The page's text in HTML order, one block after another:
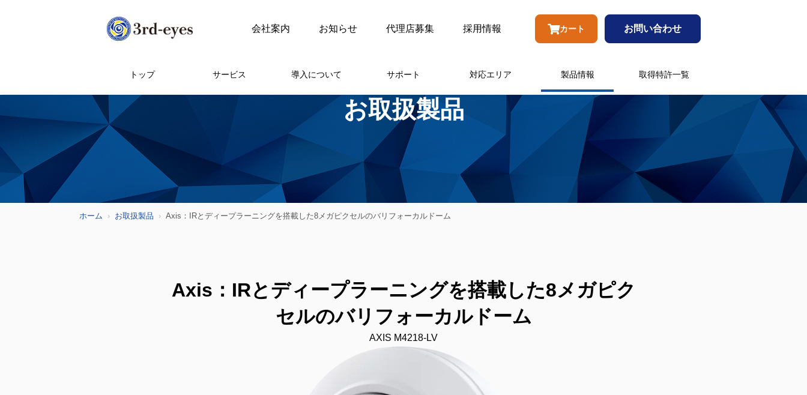
会社案内 お知らせ 代理店募集 採用情報 カート お問い合わせ
トップ サービス 導入について サポート 対応エリア 製品情報 取得特許一覧
お取扱製品
ホーム お取扱製品 Axis：IRとディープラーニングを搭載した8メガピクセルのバリフォーカルドーム
Axis：IRとディープラーニングを搭載した8メガピク
セルのバリフォーカルドーム
AXIS M4218-LV